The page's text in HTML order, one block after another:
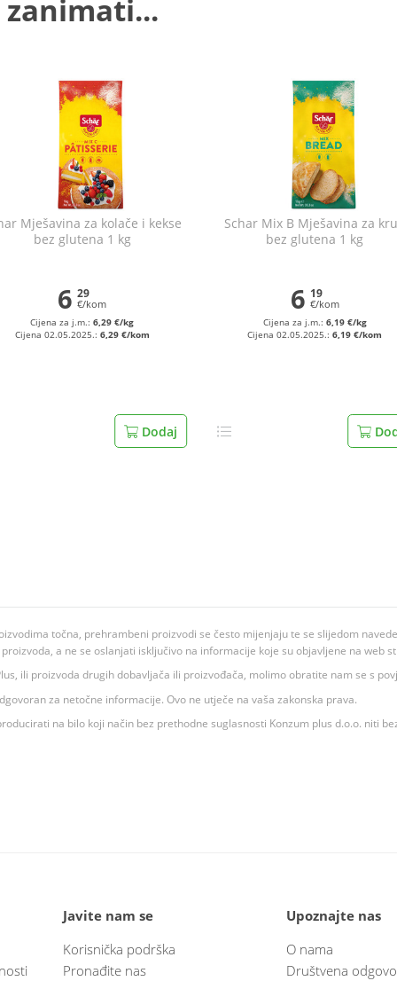
Mješavina za kolače i kekse
bez glutena 1 kg
6 29
€/kom
Cijena za j.m.:6,29 €/kg
Cijena 02.05.2025.: 6,29 €/kom
Dodaj
Schar Mix B Mješavina za
bez glutena 1 kg
6 19
€/kom
Cijena za j.m.: 6,19 €/kg
Cijena 02.05.2025.:6,19 €/kom
točna, prehrambeni proizvodi se često mijenjaju te se slijedom
a ne se oslanjati isključivo na informacije koje su objavljene na web
ili proizvoda drugih dobavljača ili proizvođača, molimo obratite nam se s
za netočne informacije. Ovo ne utječe na vaša zakonska prava.
na bilo koji način bez prethodne suglasnosti Konzum plus d.o.o. niti
Javite nam se
Korisnička podrška
Pronađite nas
Upoznajte nas
O nama
Društvena